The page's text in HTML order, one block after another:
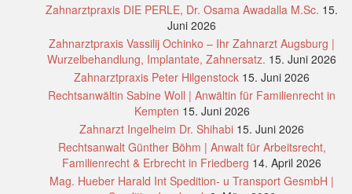
Zahnarztpraxis DIE PERLE, Dr. Osama Awadalla M.Sc. 15.
Juni 2026
Zahnarztpraxis Vassilij Ochinko – Ihr Zahnarzt Augsburg |
Wurzelbehandlung, Implantate, Zahnersatz. 15. Juni 2026
Zahnarztpraxis Peter Hilgenstock 15. Juni 2026
Rechtsanwältin Sabine Woll | Anwältin für Familienrecht in
Kempten 15. Juni 2026
Zahnarzt Ingelheim Dr. Shihabi 15. Juni 2026
Rechtsanwalt Günther Böhm | Anwalt für Arbeitsrecht,
Familienrecht & Erbrecht in Friedberg 14. April 2026
Mag. Hueber Harald Int Spedition- u Transport GesmbH |